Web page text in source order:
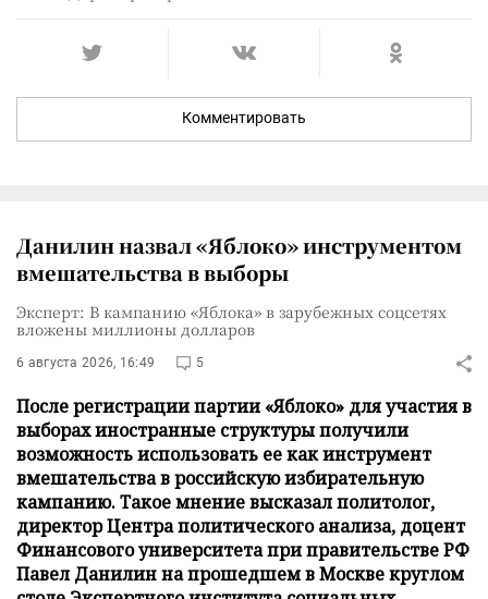
Комментировать
Данилин назвал «Яблоко» инструментом
вмешательства в выборы
Эксперт: В кампанию «Яблока» в зарубежных соцсетях
вложены миллионы долларов
6 августа 2026, 16:49 5
После регистрации партии «Яблоко» для участия в
выборах иностранные структуры получили
возможность использовать ее как инструмент
вмешательства в российскую избирательную
кампанию. Такое мнение высказал политолог,
директор Центра политического анализа, доцент
Финансового университета при правительстве РФ
Павел Данилин на прошедшем в Москве круглом